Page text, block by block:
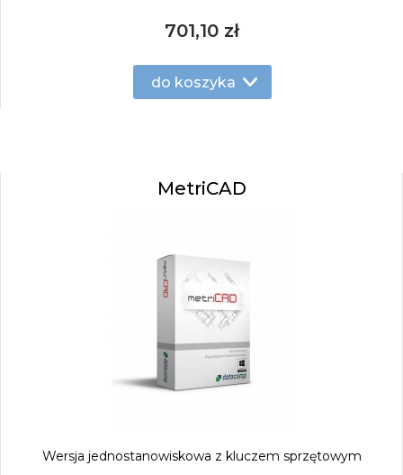
701,10 zł
do koszyka
MetriCAD
Wersja jednostanowiskowa z kluczem sprzętowym